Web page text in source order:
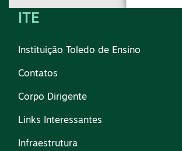
ITE
Instituição Toledo de Ensino
Contatos
Corpo Dirigente
Links Interessantes
Infraestrutura